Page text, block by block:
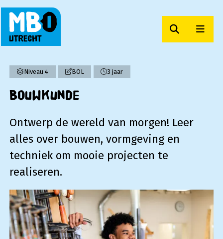
Zoeken
Niveau 4 BOL 3 jaar
Bouwkunde
Ontwerp de wereld van morgen! Leer
alles over bouwen, vormgeving en
techniek om mooie projecten te
realiseren.